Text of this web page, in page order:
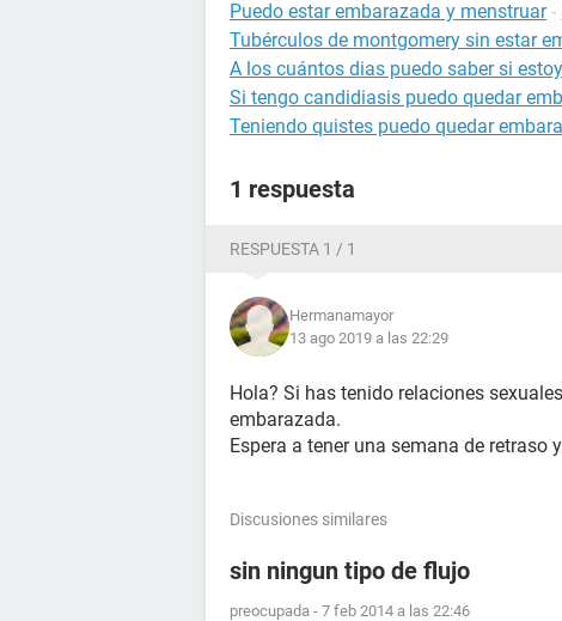
Puedo estar embarazada y menstruar -
Tubérculos de montgomery sin estar
A los cuántos dias puedo saber si
Si tengo candidiasis puedo quedar
Teniendo quistes puedo quedar
1 respuesta
RESPUESTA 1 / 1
Hermanamayor
13 ago 2019 a las 22:29
Hola? Si has tenido relaciones
embarazada.
Espera a tener una semana de retraso
Discusiones similares
sin ningun tipo de flujo
preocupada - 7 feb 2014 a las 22:46